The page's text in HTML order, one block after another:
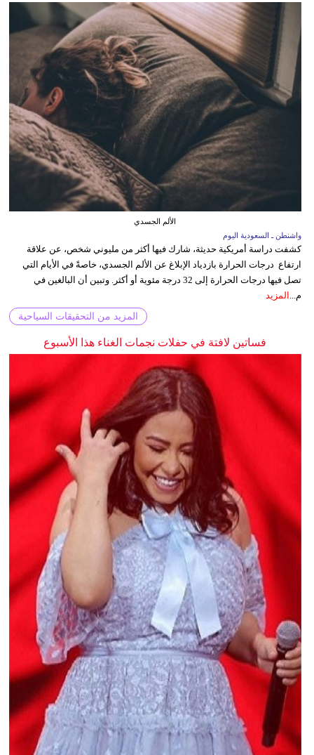
الألم الجسدي
واشنطن ـ السعودية اليوم
كشفت دراسة أمريكية حديثة، شارك فيها أكثر من مليوني شخص، عن علاقة
ارتفاع درجات الحرارة بازدياد الإبلاغ عن الألم الجسدي، خاصةً في الأيام التي
تصل فيها درجات الحرارة إلى 32 درجة مئوية أو أكثر. وتبين أن البالغين في
م...
المزيد
المزيد من التحقيقات السياحية
فساتين لافتة في حفلات نجمات الغناء هذا الأسبوع